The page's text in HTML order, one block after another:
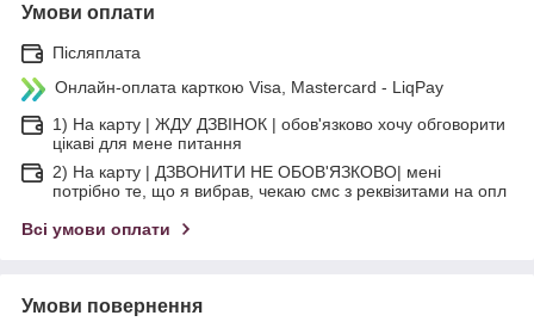
Умови оплати
Післяплата
Онлайн-оплата карткою Visa, Mastercard - LiqPay
1) На карту | ЖДУ ДЗВІНОК | обов'язково хочу обговорити
цікаві для мене питання
2) На карту | ДЗВОНИТИ НЕ ОБОВ'ЯЗКОВО| мені
потрібно те, що я вибрав, чекаю смс з реквізитами на опл
Всі умови оплати
Умови повернення